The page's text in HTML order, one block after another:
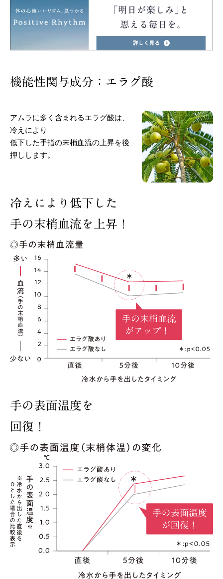
機能性関与成分：エラグ酸
アムラに多く含まれるエラグ酸は、
冷えにより
低下した手指の末梢血流の上昇を後
押しします。
冷えにより低下した
手の末梢血流を上昇！
手の表面温度を
回復！